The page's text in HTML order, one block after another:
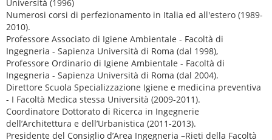
Università (1996)
Numerosi corsi di perfezionamento in Italia ed all'estero (1989-
2010).
Professore Associato di Igiene Ambientale - Facoltà di
Ingegneria - Sapienza Università di Roma (dal 1998),
Professore Ordinario di Igiene Ambientale - Facoltà di
Ingegneria - Sapienza Università di Roma (dal 2004).
Direttore Scuola Specializzazione Igiene e medicina preventiva
- I Facoltà Medica stessa Università (2009-2011).
Coordinatore Dottorato di Ricerca in Ingegnerie
dell’Architettura e dell’Urbanistica (2011-2013).
Presidente del Consiglio d’Area Ingegneria –Rieti della Facoltà